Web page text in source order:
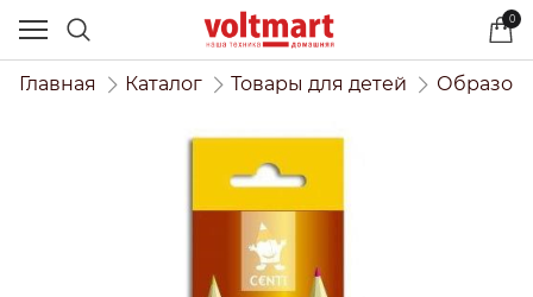
0
Главная Каталог Товары для детей